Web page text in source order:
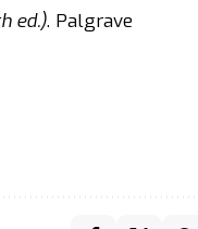
ed.). Palgrave